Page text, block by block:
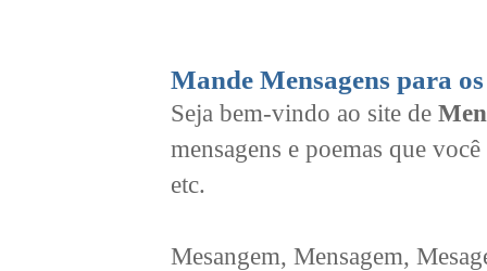
Mande Mensagens para
Seja bem-vindo ao site de
mensagens e poemas que
etc.
Mesangem, Mensagem,